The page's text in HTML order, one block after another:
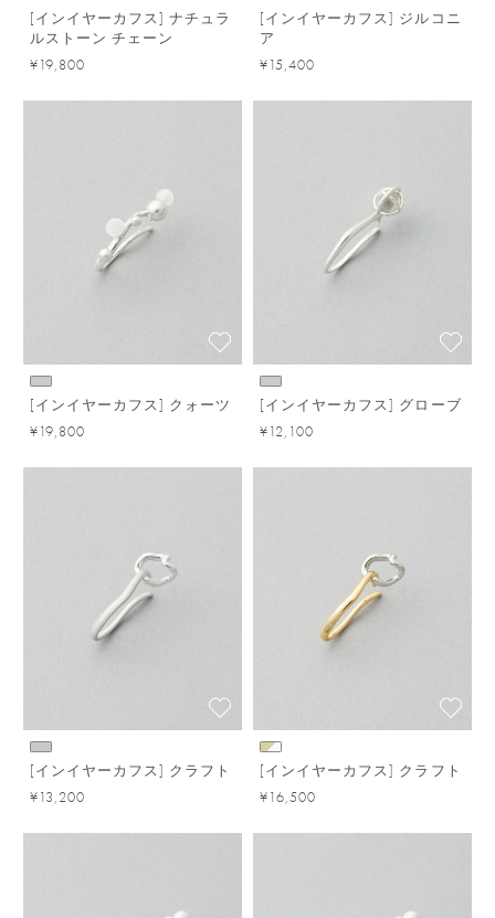
[インイヤーカフス] ナチュラ
ルストーン チェーン
¥19,800
[インイヤーカフス] ジルコニ
ア
¥15,400
[インイヤーカフス] クォーツ
¥19,800
[インイヤーカフス] グローブ
¥12,100
[インイヤーカフス] クラフト
¥13,200
[インイヤーカフス] クラフト
¥16,500